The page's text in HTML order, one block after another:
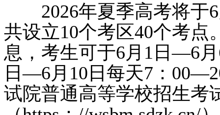
2026年夏季高考将于6
共设立10个考区40个考
息，考生可于6月1日—6
日—6月10日每天7：
试院普通高等学校招生考